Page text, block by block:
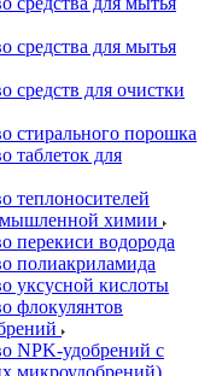
средства для мытья
средств для очистки
стирального порошка
таблеток для
теплоносителей
химии
перекиси водорода
полиакриламида
уксусной кислоты
флокулянтов
NPK-удобрений с
микроудобрений)